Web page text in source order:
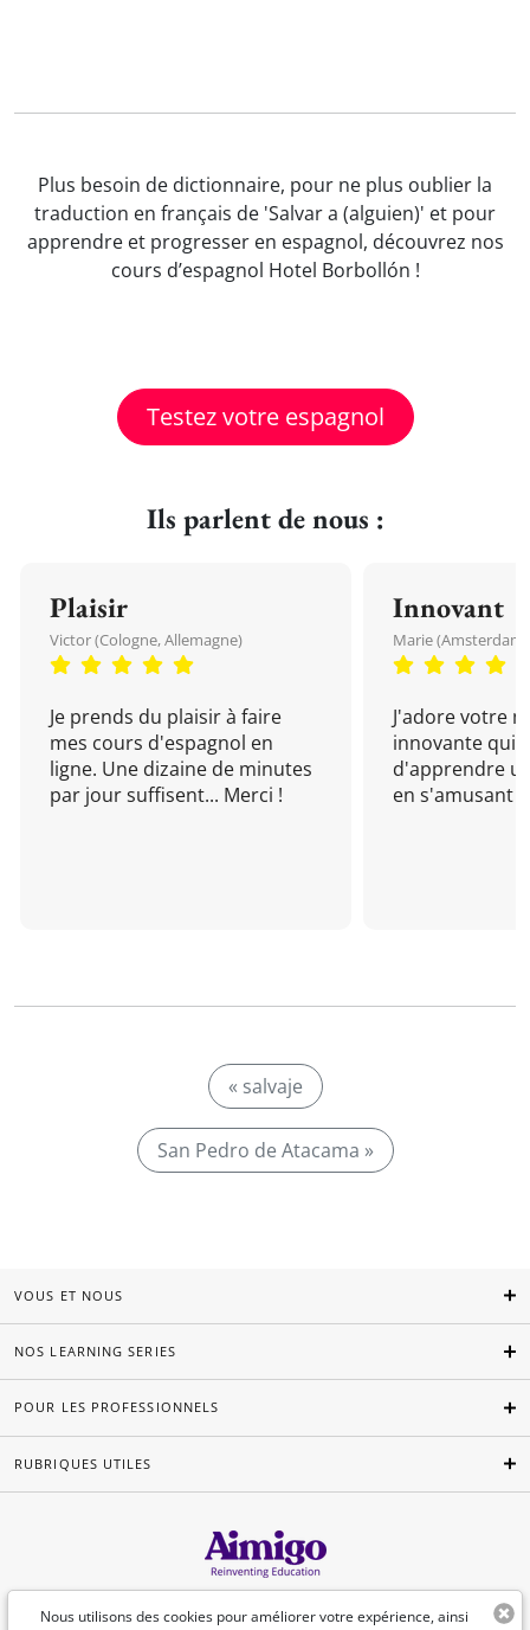
Plus besoin de dictionnaire, pour ne plus oublier la
traduction en français de 'Salvar a (alguien)' et pour
apprendre et progresser en espagnol, découvrez nos
cours d’espagnol Hotel Borbollón !
Testez votre espagnol
Ils parlent de nous :
Plaisir
Victor (Cologne, Allemagne)
Je prends du plaisir à faire
mes cours d'espagnol en
ligne. Une dizaine de minutes
par jour suffisent... Merci !
Innovant
Marie (Amsterdam,
J'adore votre
innovante qui
d'apprendre
en s'amusant !
« salvaje
San Pedro de Atacama »
Nous utilisons des cookies pour améliorer votre expérience, ainsi
VOUS ET NOUS
NOS LEARNING SERIES
POUR LES PROFESSIONNELS
RUBRIQUES UTILES
Français